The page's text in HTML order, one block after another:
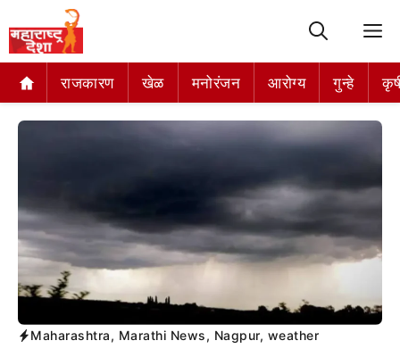
राजकारण खेळ मनोरंजन आरोग्य गुन्हे
Maharashtra, Marathi News, Nagpur, weather